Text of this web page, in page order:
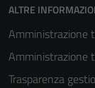
ALTRE
Amministrazione
Amministrazione
Trasparenza